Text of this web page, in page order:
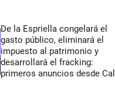
De la Espriella congelará el
gasto público, eliminará el
impuesto al patrimonio y
desarrollará el fracking:
primeros anuncios desde